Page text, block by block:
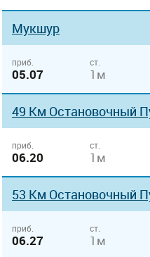
Мукшур
приб.
05.07
ст.
1м
49 Км Остановочный
приб.
06.20
ст.
1м
53 Км Остановочный
приб.
06.27
ст.
1м